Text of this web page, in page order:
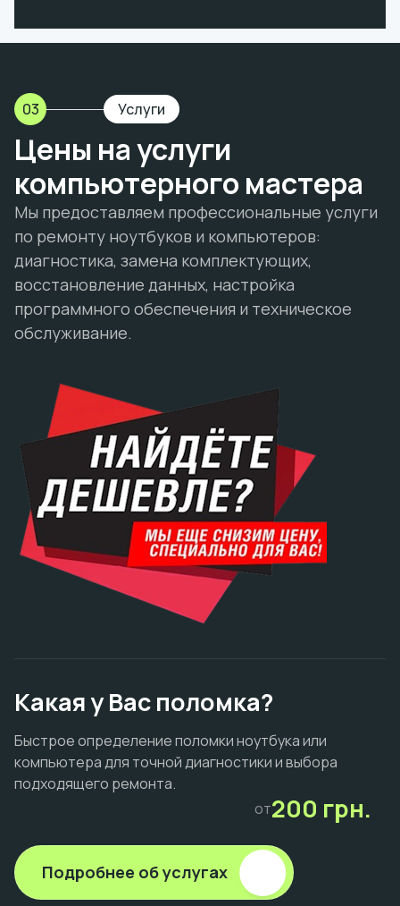
03 Услуги
Цены на услуги
компьютерного мастера
Мы предоставляем профессиональные услуги
по ремонту ноутбуков и компьютеров:
диагностика, замена комплектующих,
восстановление данных, настройка
программного обеспечения и техническое
обслуживание.
Какая у Вас поломка?
Быстрое определение поломки ноутбука или
компьютера для точной диагностики и выбора
подходящего ремонта.
от200 грн.
Подробнее об услугах